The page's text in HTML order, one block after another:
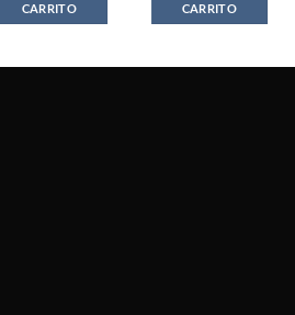
CARRITO
CARRITO